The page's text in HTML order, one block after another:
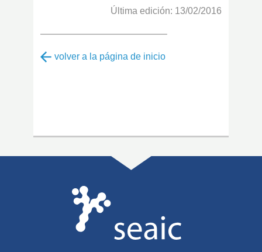
Última edición: 13/02/2016
—————————————–
volver a la página de inicio